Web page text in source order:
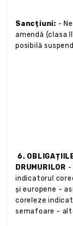
Sancțiuni: -
amendă (clasa
posibilă
6.
DRUMURILOR -
indicatorul
și europene -
coreleze
semafoare -